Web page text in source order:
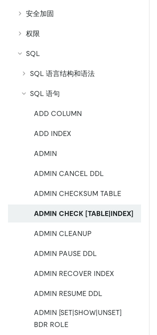
安全加固
权限
SQL
SQL 语言结构和语法
SQL 语句
ADD COLUMN
ADD INDEX
ADMIN
ADMIN CANCEL DDL
ADMIN CHECKSUM TABLE
ADMIN CHECK [TABLE|INDEX]
ADMIN CLEANUP
ADMIN PAUSE DDL
ADMIN RECOVER INDEX
ADMIN RESUME DDL
ADMIN [SET|SHOW|UNSET]
BDR ROLE